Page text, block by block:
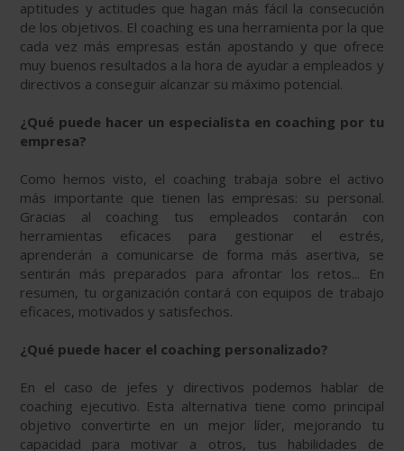
aptitudes y actitudes que hagan más fácil la consecución
de los objetivos. El coaching es una herramienta por la que
cada vez más empresas están apostando y que ofrece
muy buenos resultados a la hora de ayudar a empleados y
directivos a conseguir alcanzar su máximo potencial.
¿Qué puede hacer un especialista en coaching por tu
empresa?
Como hemos visto, el coaching trabaja sobre el activo
más importante que tienen las empresas: su personal.
Gracias al coaching tus empleados contarán con
herramientas eficaces para gestionar el estrés,
aprenderán a comunicarse de forma más asertiva, se
sentirán más preparados para afrontar los retos... En
resumen, tu organización contará con equipos de trabajo
eficaces, motivados y satisfechos.
¿Qué puede hacer el coaching personalizado?
En el caso de jefes y directivos podemos hablar de
coaching ejecutivo. Esta alternativa tiene como principal
objetivo convertirte en un mejor líder, mejorando tu
capacidad para motivar a otros, tus habilidades de